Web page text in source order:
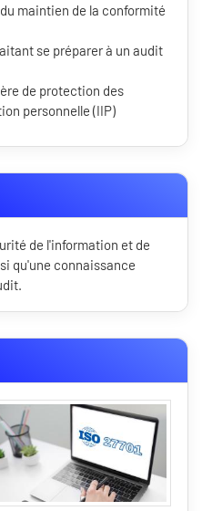
maintien de la conformité
se préparer à un audit
de protection des
personnelle (IIP)
de l'information et de
qu'une connaissance